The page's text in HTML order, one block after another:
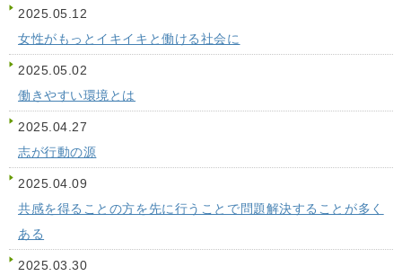
2025.05.12
女性がもっとイキイキと働ける社会に
2025.05.02
働きやすい環境とは
2025.04.27
志が行動の源
2025.04.09
共感を得ることの方を先に行うことで問題解決することが多く
ある
2025.03.30